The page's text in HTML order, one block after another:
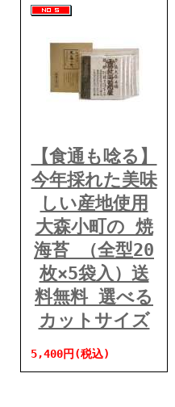
【食通も唸る】
今年採れた美味
しい産地使用
大森小町の 焼
海苔 （全型20
枚×5袋入）送
料無料 選べる
カットサイズ
5,400円(税込)